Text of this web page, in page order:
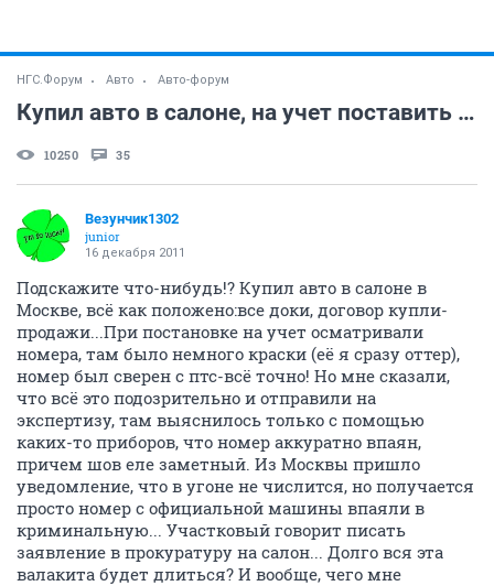
НГС.Форум Авто Авто-форум
Купил авто в салоне, на учет поставить не могу!..
10250 35
Везунчик1302
junior
16 декабря 2011
Подскажите что-нибудь!? Купил авто в салоне в
Москве, всё как положено:все доки, договор купли-
продажи...При постановке на учет осматривали
номера, там было немного краски (её я сразу оттер),
номер был сверен с птс-всё точно! Но мне сказали,
что всё это подозрительно и отправили на
экспертизу, там выяснилось только с помощью
каких-то приборов, что номер аккуратно впаян,
причем шов еле заметный. Из Москвы пришло
уведомление, что в угоне не числится, но получается
просто номер с официальной машины впаяли в
криминальную... Участковый говорит писать
заявление в прокуратуру на салон... Долго вся эта
валакита будет длиться? И вообще, чего мне